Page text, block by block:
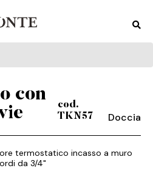
con
cod.
TKN57
Doccia
termostatico incasso a muro
da 3/4"